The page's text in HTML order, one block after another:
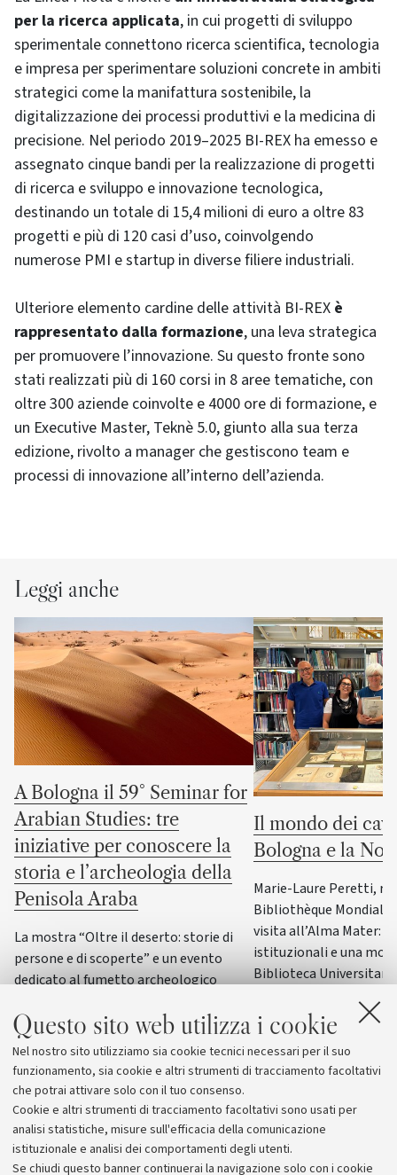
Questo sito web utilizza i cookie
Nel nostro sito utilizziamo sia cookie tecnici necessari per il suo
funzionamento, sia cookie e altri strumenti di tracciamento facoltativi
che potrai attivare solo con il tuo consenso.
Cookie e altri strumenti di tracciamento facoltativi sono usati per
analisi statistiche, misure sull'efficacia della comunicazione
istituzionale e analisi dei comportamenti degli utenti.
Se chiudi questo banner continuerai la navigazione solo con i cookie
per la ricerca applicata, in cui progetti di sviluppo
sperimentale connettono ricerca scientifica, tecnologia
e impresa per sperimentare soluzioni concrete in ambiti
strategici come la manifattura sostenibile, la
digitalizzazione dei processi produttivi e la medicina di
precisione. Nel periodo 2019–2025 BI-REX ha emesso e
assegnato cinque bandi per la realizzazione di progetti
di ricerca e sviluppo e innovazione tecnologica,
destinando un totale di 15,4 milioni di euro a oltre 83
progetti e più di 120 casi d’uso, coinvolgendo
numerose PMI e startup in diverse filiere industriali.
Ulteriore elemento cardine delle attività BI-REX è
rappresentato dalla formazione, una leva strategica
per promuovere l’innovazione. Su questo fronte sono
stati realizzati più di 160 corsi in 8 aree tematiche, con
oltre 300 aziende coinvolte e 4000 ore di formazione, e
un Executive Master, Teknè 5.0, giunto alla sua terza
edizione, rivolto a manager che gestiscono team e
processi di innovazione all’interno dell’azienda.
Leggi anche
A Bologna il 59° Seminar for
Arabian Studies: tre
iniziative per conoscere la
storia e l’archeologia della
Penisola Araba
La mostra “Oltre il deserto: storie di
persone e di scoperte” e un evento
dedicato al fumetto archeologico
convegno internazionale di
archeologia e storia della Penisola
Araba
Il mondo dei
Bologna e la
Marie-Laure Peretti,
Bibliothèque Mondiale
visita all’Alma Mater:
istituzionali e una
Biblioteca
Italia